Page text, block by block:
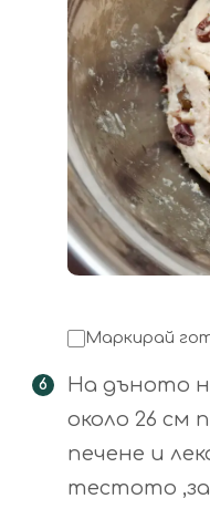
Маркирай
На дъното
около 26 см
печене и
тестото